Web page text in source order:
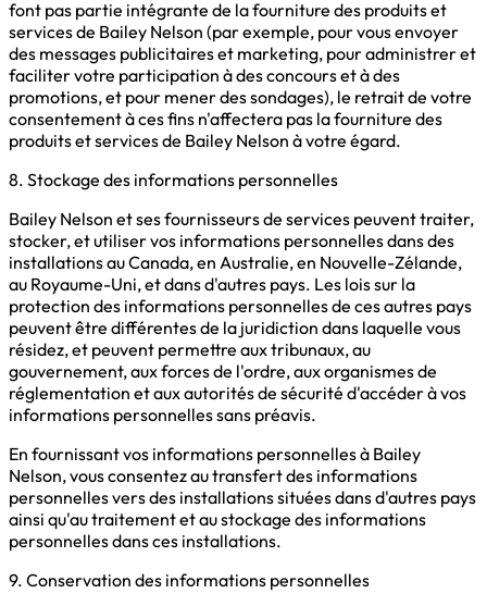
font pas partie intégrante de la fourniture des produits et
services de Bailey Nelson (par exemple, pour vous envoyer
des messages publicitaires et marketing, pour administrer et
faciliter votre participation à des concours et à des
promotions, et pour mener des sondages), le retrait de votre
consentement à ces fins n'affectera pas la fourniture des
produits et services de Bailey Nelson à votre égard.
8. Stockage des informations personnelles
Bailey Nelson et ses fournisseurs de services peuvent traiter,
stocker, et utiliser vos informations personnelles dans des
installations au Canada, en Australie, en Nouvelle-Zélande,
au Royaume-Uni, et dans d'autres pays. Les lois sur la
protection des informations personnelles de ces autres pays
peuvent être différentes de la juridiction dans laquelle vous
résidez, et peuvent permettre aux tribunaux, au
gouvernement, aux forces de l'ordre, aux organismes de
réglementation et aux autorités de sécurité d'accéder à vos
informations personnelles sans préavis.
En fournissant vos informations personnelles à Bailey
Nelson, vous consentez au transfert des informations
personnelles vers des installations situées dans d'autres pays
ainsi qu'au traitement et au stockage des informations
personnelles dans ces installations.
9. Conservation des informations personnelles